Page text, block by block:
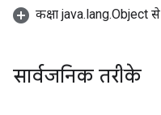
कक्षा java.lang.Object से
सार्वजनिक तरीके